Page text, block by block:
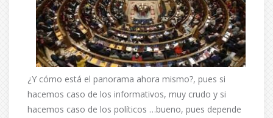
¿Y cómo está el panorama ahora mismo?, pues si
hacemos caso de los informativos, muy crudo y si
hacemos caso de los políticos …bueno, pues depende